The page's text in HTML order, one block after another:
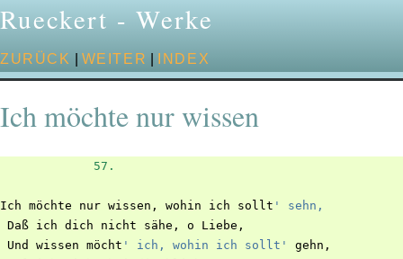
Rueckert - Werke
ZURÜCK WEITER INDEX
Ich möchte nur wissen
57.
Ich möchte nur wissen , wohin ich sollt ' sehn,
Daß ich dich nicht sähe , o Liebe ,
Und
wissen möcht ' ich, wohin ich sollt' gehn ,